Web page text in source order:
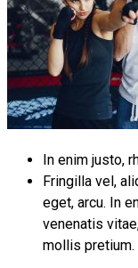
In enim justo,
Fringilla vel,
eget, arcu. In
venenatis
mollis pretium.